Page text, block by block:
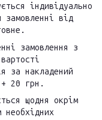
індивідуально
від
замовлення з
за накладений
+ 20 грн.
щодня окрім
необхідних